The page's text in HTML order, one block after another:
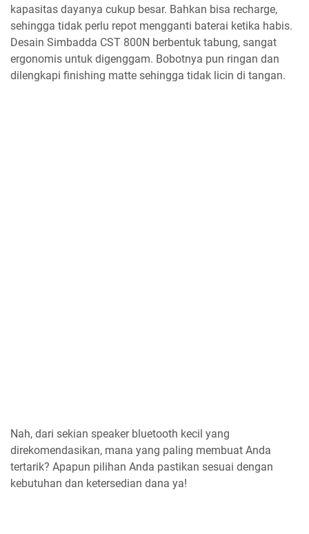
kapasitas dayanya cukup besar. Bahkan bisa recharge,
sehingga tidak perlu repot mengganti baterai ketika habis.
Desain Simbadda CST 800N berbentuk tabung, sangat
ergonomis untuk digenggam. Bobotnya pun ringan dan
dilengkapi finishing matte sehingga tidak licin di tangan.
Nah, dari sekian speaker bluetooth kecil yang
direkomendasikan, mana yang paling membuat Anda
tertarik? Apapun pilihan Anda pastikan sesuai dengan
kebutuhan dan ketersedian dana ya!